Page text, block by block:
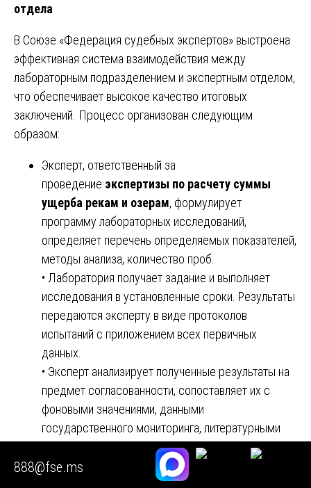
отдела
В Союзе «Федерация судебных экспертов» выстроена
эффективная система взаимодействия между
лабораторным подразделением и экспертным отделом,
что обеспечивает высокое качество итоговых
заключений. Процесс организован следующим
образом:
Эксперт, ответственный за
проведение экспертизы по расчету суммы
ущерба рекам и озерам, формулирует
программу лабораторных исследований,
определяет перечень определяемых показателей,
методы анализа, количество проб.
• Лаборатория получает задание и выполняет
исследования в установленные сроки. Результаты
передаются эксперту в виде протоколов
испытаний с приложением всех первичных
данных.
• Эксперт анализирует полученные результаты на
предмет согласованности, сопоставляет их с
фоновыми значениями, данными
государственного мониторинга, литературными
источниками. При выявлении несоответствий
направляет пробу на повторный анализ.
• На основе лабораторных данных эксперт
888@fse.ms